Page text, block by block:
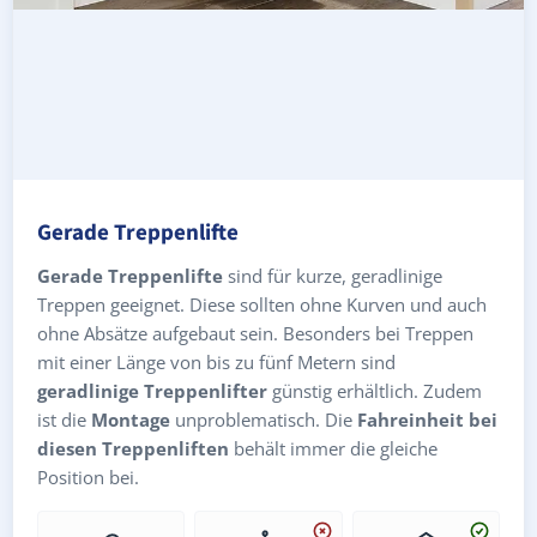
Gerade Treppenlifte
Gerade Treppenlifte sind für kurze, geradlinige
Treppen geeignet. Diese sollten ohne Kurven und auch
ohne Absätze aufgebaut sein. Besonders bei Treppen
mit einer Länge von bis zu fünf Metern sind
geradlinige Treppenlifter günstig erhältlich. Zudem
ist die Montage unproblematisch. Die Fahreinheit bei
diesen Treppenliften behält immer die gleiche
Position bei.